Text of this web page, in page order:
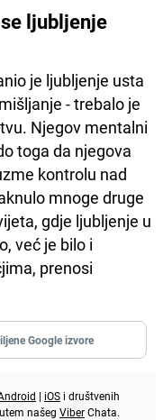
ljubljenje
je ljubljenje usta
- trebalo je
Njegov mentalni
toga da njegova
kontrolu nad
mnoge druge
gdje ljubljenje u
već je bilo i
prenosi
Google izvore
| iOS i društvenih
našeg ViberChata.